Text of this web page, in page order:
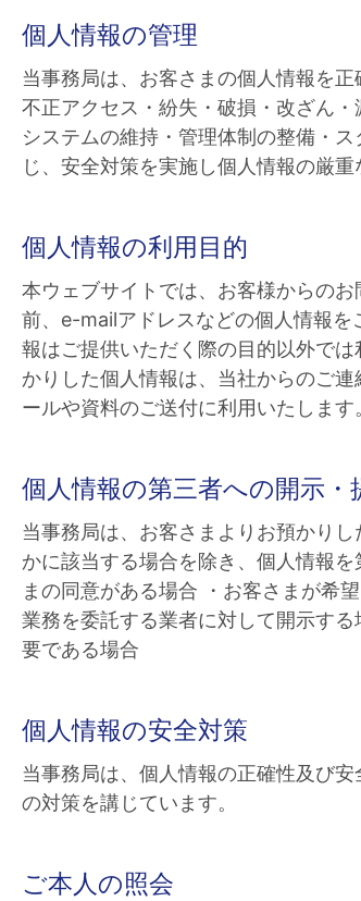
個人情報の管理
当事務局は、お客さまの個人情報を
不正アクセス・紛失・破損・改ざん
システムの維持・管理体制の整備・
じ、安全対策を実施し個人情報の厳重
個人情報の利用目的
本ウェブサイトでは、お客様からの
前、e-mailアドレスなどの個人情報
報はご提供いただく際の目的以外で
かりした個人情報は、当社からのご
ールや資料のご送付に利用いたします
個人情報の第三者への開示・
当事務局は、お客さまよりお預かり
かに該当する場合を除き、個人情報
まの同意がある場合 ・お客さまが希
業務を委託する業者に対して開示す
要である場合
個人情報の安全対策
当事務局は、個人情報の正確性及び
の対策を講じています。
ご本人の照会